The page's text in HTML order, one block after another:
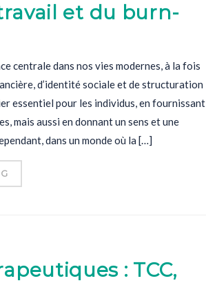
et du burn-
centrale dans nos vies modernes, à la fois
d’identité sociale et de structuration
essentiel pour les individus, en fournissant
mais aussi en donnant un sens et une
dans un monde où la […]
: TCC,